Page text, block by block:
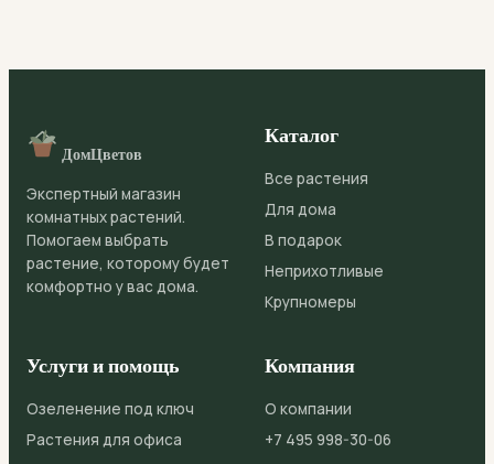
ДомЦветов
Экспертный магазин
комнатных растений.
Помогаем выбрать
растение, которому будет
комфортно у вас дома.
Каталог
Все растения
Для дома
В подарок
Неприхотливые
Крупномеры
Услуги и помощь
Озеленение под ключ
Растения для офиса
Компания
О компании
+7 495 998-30-06